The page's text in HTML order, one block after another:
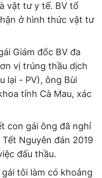
vật tư y tế. BV tổ
ở hình thức vật tư
Giám đốc BV đa
vị trúng thầu dịch
lại - PV), ông Bùi
tỉnh Cà Mau, xác
con gái ông đã nghỉ
Nguyên đán 2019
đấu thầu.
tôi làm có khoảng